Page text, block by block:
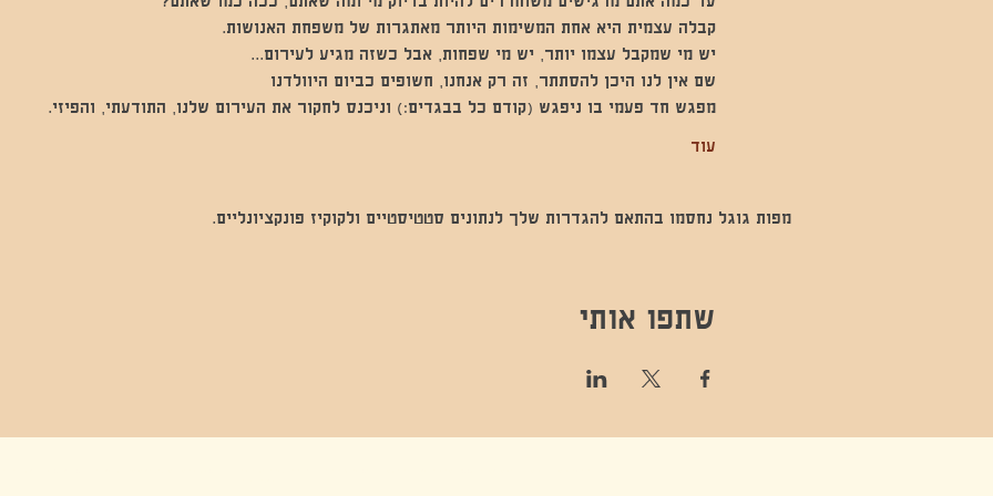
קבלה עצמית היא אחת המשימות היותר מאתגרות של משפחת האנושות.
יש מי שמקבל עצמו יותר, יש מי שפחות, אבל כשזה מגיע לעירום...
שם אין לנו היכן להסתתר, זה רק אנחנו, חשופים כביום היוולדנו
מפגש חד פעמי בו ניפגש (קודם כל בבגדים:) וניכנס לחקור את העירום שלנו, התודעתי, והפיזי.
עוד
מפות גוגל נחסמו בהתאם להגדרות שלך לנתונים סטטיסטיים ולקוקיז פונקציונליים.
שתפו אותי